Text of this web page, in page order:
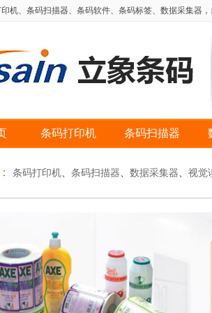
机、条码扫描器、条码软件、条码标签、数据采集器
条码打印机 条码扫描器
条码打印机、 条码扫描器、 数据采集器、 视觉